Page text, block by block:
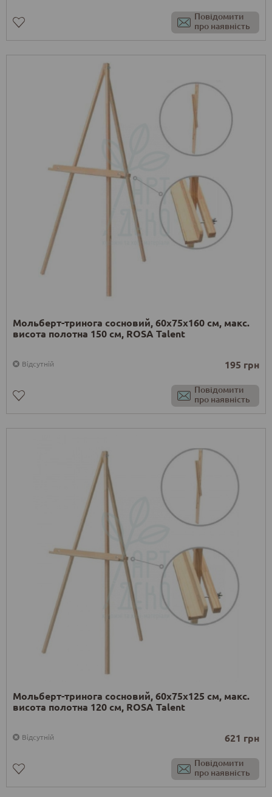
Повідомити
про наявність
Мольберт-тринога сосновий, 60х75х160 см, макс.
висота полотна 150 см, ROSA Talent
Відсутній 195 грн
Повідомити
про наявність
Мольберт-тринога сосновий, 60х75х125 см, макс.
висота полотна 120 см, ROSA Talent
Відсутній 621 грн
Повідомити
про наявність